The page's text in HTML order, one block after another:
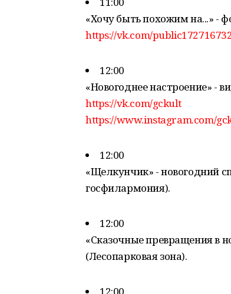
«Хочу быть похожим на...» -
https://vk.com/
12:00
«Новогоднее настроение» -
https://vk.com/gckult
https://www.instagram.com/
12:00
«Щелкунчик» - новогодний
госфилармония).
12:00
«Сказочные превращения в
(Лесопарковая зона).